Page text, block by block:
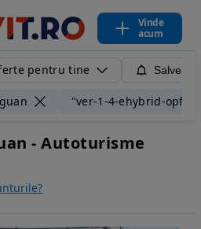
Vinde
acum
pentru tine
"ver-1-4-ehybrid-opf-
- Autoturisme